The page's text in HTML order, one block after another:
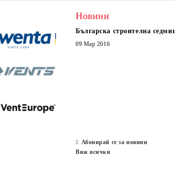
Новини
Българска строителна
09 Мар 2016
Абонирай се за новини
Виж всички